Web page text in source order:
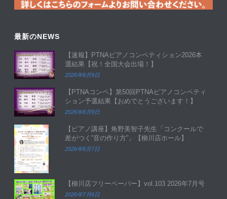
最新のNEWS
【速報】PTNAピアノコンペティション2026本
選結果【祝！全国大会出場！】
2026年8月9日
【PTNAコンペ】第50回PTNAピアノコンペティ
ション予選結果【おめでとうございます！】
2026年8月9日
【ピアノ講座】角野美智子先生「コンクールで
差がつく”音の作り方”」【柳川店ホール】
2026年8月7日
【柳川店フリーペーパー】vol.103 2026年7月号
2026年7月6日